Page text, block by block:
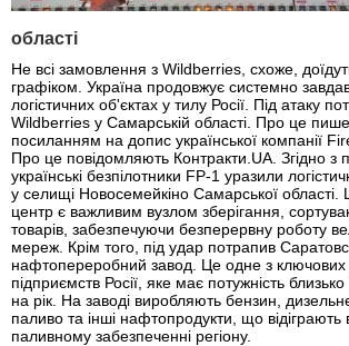
області
Не всі замовлення з Wildberries, схоже,
графіком. Україна продовжує системно
логістичних об'єктах у тилу Росії. Під атаку
Wildberries у Самарській області. Про це
посиланням на допис української компанії
Про це повідомляють Контракти.UA. Згідно з
українські безпілотники FP-1 уразили
у селищі Новосемейкіно Самарської області.
центр є важливим вузлом зберігання,
товарів, забезпечуючи безперервну роботу
мереж. Крім того, під удар потрапив
нафтопереробний завод. Це одне з
підприємств Росії, яке має потужність
на рік. На заводі виробляють бензин,
паливо та інші нафтопродукти, що
паливному забезпеченні регіону.